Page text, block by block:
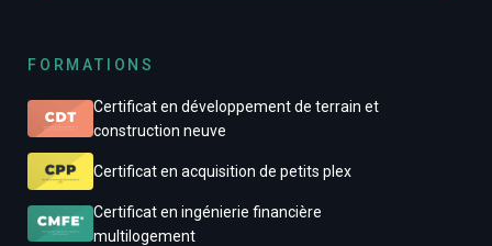
FORMATIONS
Certificat en développement de terrain et
construction neuve
Certificat en acquisition de petits plex
Certificat en ingénierie financière
multilogement